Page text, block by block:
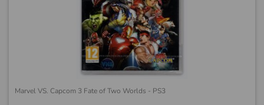
Marvel VS. Capcom 3 Fate of Two Worlds - PS3